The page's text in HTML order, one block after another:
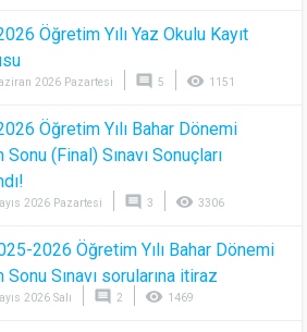
Öğretim Yılı Yaz Okulu Kayıt
2026 Pazartesi comment 5 visibility 1151
Öğretim Yılı Bahar Dönemi
Sonu (Final) Sınavı Sonuçları
2026 Pazartesi comment 3 visibility 3306
2026 Öğretim Yılı Bahar Dönemi
Sonu Sınavı sorularına itiraz
2026 Salı comment 2 visibility 1469